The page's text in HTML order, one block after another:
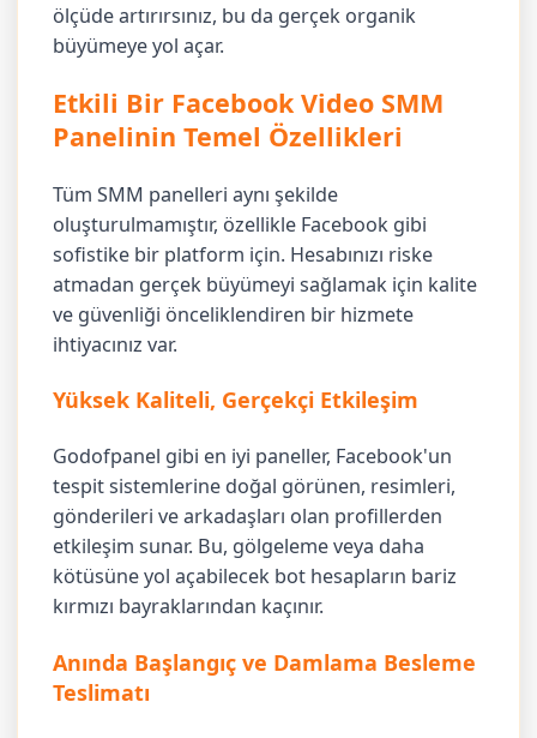
ölçüde artırırsınız, bu da gerçek organik
büyümeye yol açar.
Etkili Bir Facebook Video SMM
Panelinin Temel Özellikleri
Tüm SMM panelleri aynı şekilde
oluşturulmamıştır, özellikle Facebook gibi
sofistike bir platform için. Hesabınızı riske
atmadan gerçek büyümeyi sağlamak için kalite
ve güvenliği önceliklendiren bir hizmete
ihtiyacınız var.
Yüksek Kaliteli, Gerçekçi Etkileşim
Godofpanel gibi en iyi paneller, Facebook'un
tespit sistemlerine doğal görünen, resimleri,
gönderileri ve arkadaşları olan profillerden
etkileşim sunar. Bu, gölgeleme veya daha
kötüsüne yol açabilecek bot hesapların bariz
kırmızı bayraklarından kaçınır.
Anında Başlangıç ve Damlama Besleme
Teslimatı